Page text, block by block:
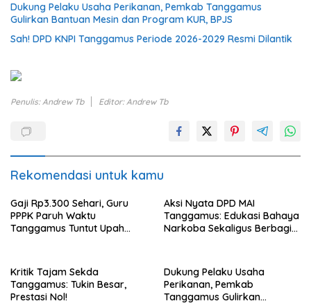
Dukung Pelaku Usaha Perikanan, Pemkab Tanggamus
Gulirkan Bantuan Mesin dan Program KUR, BPJS
Sah! DPD KNPI Tanggamus Periode 2026-2029 Resmi Dilantik
Penulis: Andrew Tb Editor: Andrew Tb
Rekomendasi untuk kamu
Gaji Rp3.300 Sehari, Guru
PPPK Paruh Waktu
Tanggamus Tuntut Upah
Aksi Nyata DPD MAI
Tanggamus: Edukasi Bahaya
Narkoba Sekaligus Berbagi
Kritik Tajam Sekda
Tanggamus: Tukin Besar,
Prestasi Nol!
Dukung Pelaku Usaha
Perikanan, Pemkab
Tanggamus Gulirkan